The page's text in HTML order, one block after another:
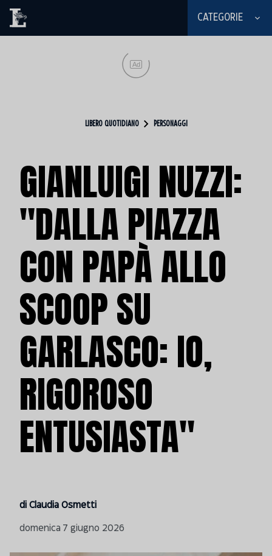
CATEGORIE
Ad
LIBERO QUOTIDIANO PERSONAGGI
GIANLUIGI NUZZI:
"DALLA PIAZZA
CON PAPÀ ALLO
SCOOP SU
GARLASCO: IO,
RIGOROSO
ENTUSIASTA"
di Claudia Osmetti
domenica 7 giugno 2026